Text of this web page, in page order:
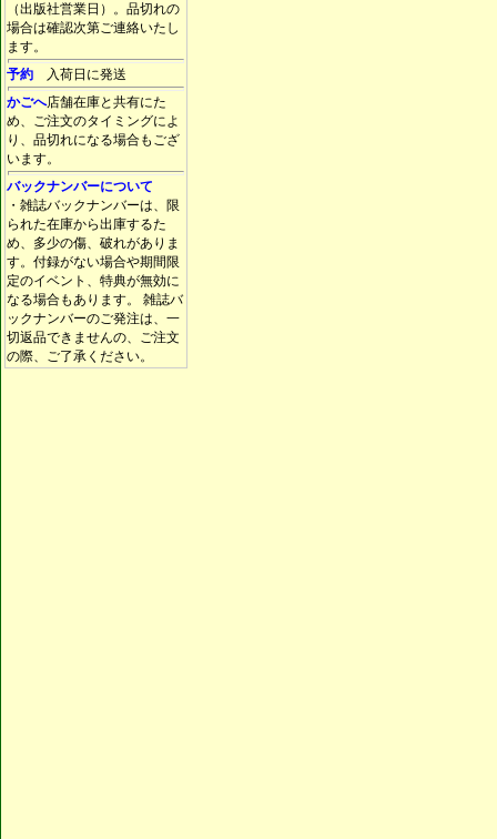
（出版社営業日）。品切れの
場合は確認次第ご連絡いたし
ます。
予約 入荷日に発送
かごへ店舗在庫と共有にた
め、ご注文のタイミングによ
り、品切れになる場合もござ
います。
バックナンバーについて
・雑誌バックナンバーは、限
られた在庫から出庫するた
め、多少の傷、破れがありま
す。付録がない場合や期間限
定のイベント、特典が無効に
なる場合もあります。 雑誌バ
ックナンバーのご発注は、一
切返品できませんの、ご注文
の際、ご了承ください。